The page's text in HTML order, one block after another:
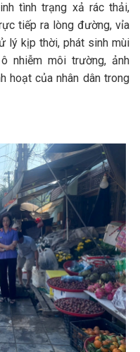
tình trạng xả rác thải,
tiếp ra lòng đường, vỉa
lý kịp thời, phát sinh mùi
nhiễm môi trường, ảnh
hoạt của nhân dân trong